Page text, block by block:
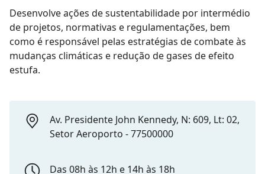
Desenvolve ações de sustentabilidade por intermédio
de projetos, normativas e regulamentações, bem
como é responsável pelas estratégias de combate às
mudanças climáticas e redução de gases de efeito
estufa.
Av. Presidente John Kennedy, N: 609, Lt: 02,
Setor Aeroporto - 77500000
Das 08h às 12h e 14h às 18h